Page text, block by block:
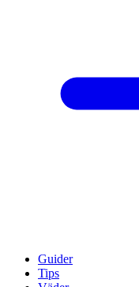
Guider
Tips